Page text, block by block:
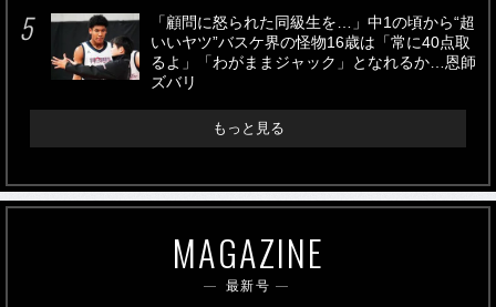
「顧問に怒られた同級生を…」中1の頃から“超
いいヤツ”バスケ界の怪物16歳は「常に40点取
るよ」「わがままジャック」となれるか…恩師
ズバリ
もっと見る
MAGAZINE
最新号